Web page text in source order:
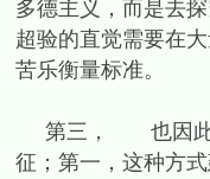
多德主义，而是去
超验的直觉需要在
苦乐衡量标准。
第三， 也因此，
征；第一，这种方